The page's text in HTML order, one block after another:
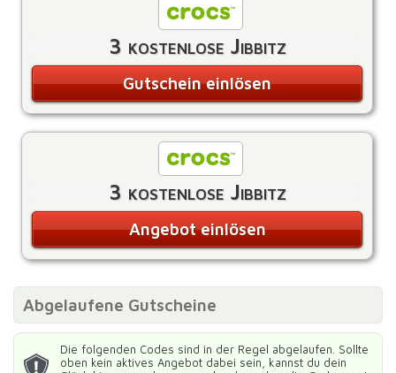
3 kostenlose Jibbitz
Gutschein einlösen
3 kostenlose Jibbitz
Angebot einlösen
Abgelaufene Gutscheine
Die folgenden Codes sind in der Regel abgelaufen. Sollte
oben kein aktives Angebot dabei sein, kannst du dein